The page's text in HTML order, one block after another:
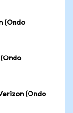
(Ondo
(Ondo